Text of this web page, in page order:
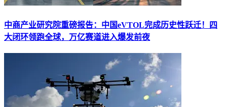
中商产业研究院重磅报告：中国eVTOL完成历史性跃迁！四
大闭环领跑全球，万亿赛道进入爆发前夜